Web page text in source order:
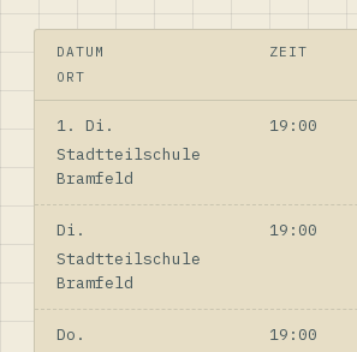
DATUM
ZEIT
ORT
1. Di.
19:00
Stadtteilschule
Bramfeld
Di.
19:00
Stadtteilschule
Bramfeld
Do.
19:00